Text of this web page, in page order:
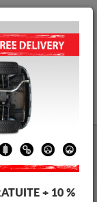
+ 10 %